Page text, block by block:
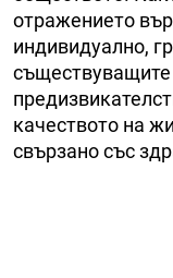
отражението
индивидуално,
качеството на
свързано със